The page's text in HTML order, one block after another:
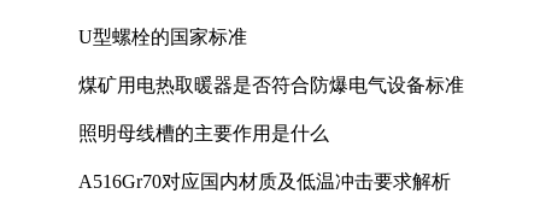
U型螺栓的国家标准
煤矿用电热取暖器是否符合防爆电气设备标准
照明母线槽的主要作用是什么
A516Gr70对应国内材质及低温冲击要求解析